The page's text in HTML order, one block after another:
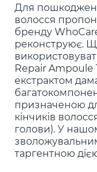
Для
волосся
бренду
реконструює.
Repair Ampoule
екстрактом
призначеною
кінчиків
голови). У
таргентною